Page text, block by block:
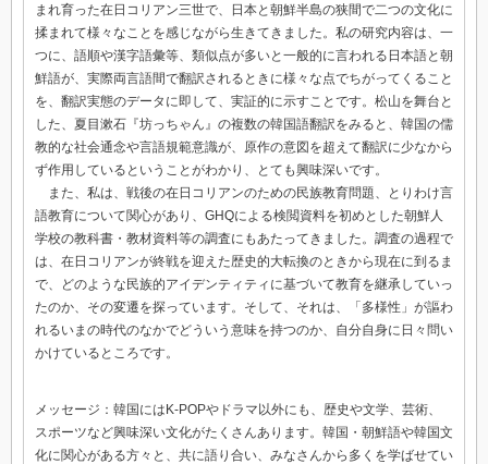
まれ育った在日コリアン三世で、日本と朝鮮半島の狭間で二つの文化に
揉まれて様々なことを感じながら生きてきました。私の研究内容は、一
つに、語順や漢字語彙等、類似点が多いと一般的に言われる日本語と朝
鮮語が、実際両言語間で翻訳されるときに様々な点でちがってくること
を、翻訳実態のデータに即して、実証的に示すことです。松山を舞台と
した、夏目漱石『坊っちゃん』の複数の韓国語翻訳をみると、韓国の儒
教的な社会通念や言語規範意識が、原作の意図を超えて翻訳に少なから
ず作用しているということがわかり、とても興味深いです。
また、私は、戦後の在日コリアンのための民族教育問題、とりわけ言
語教育について関心があり、GHQによる検閲資料を初めとした朝鮮人
学校の教科書・教材資料等の調査にもあたってきました。調査の過程で
は、在日コリアンが終戦を迎えた歴史的大転換のときから現在に到るま
で、どのような民族的アイデンティティに基づいて教育を継承していっ
たのか、その変遷を探っています。そして、それは、「多様性」が謳わ
れるいまの時代のなかでどういう意味を持つのか、自分自身に日々問い
かけているところです。
メッセージ：韓国にはK-POPやドラマ以外にも、歴史や文学、芸術、
スポーツなど興味深い文化がたくさんあります。韓国・朝鮮語や韓国文
化に関心がある方々と、共に語り合い、みなさんから多くを学ばせてい